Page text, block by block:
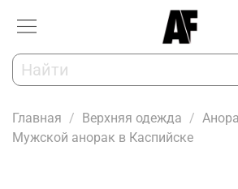
Главная Верхняя одежда
Мужской анорак в Каспийске